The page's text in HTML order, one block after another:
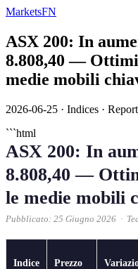
MarketsFN
ASX 200: In
8.808,40 —
medie mobili
2026-06-25 · Indices ·
```html
ASX 200: In
8.808,40 —
le medie mobili
Pubblicato: 25 Giugno 2026 ·
Indice Prezzo